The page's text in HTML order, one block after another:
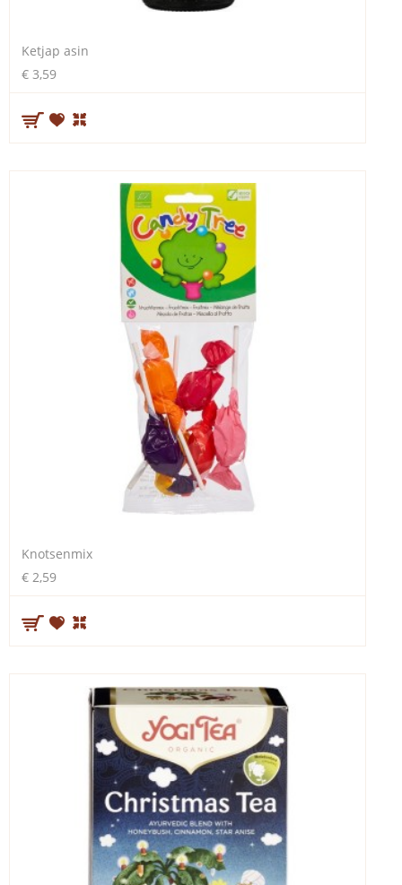
Ketjap asin
€ 3,59
Knotsenmix
€ 2,59